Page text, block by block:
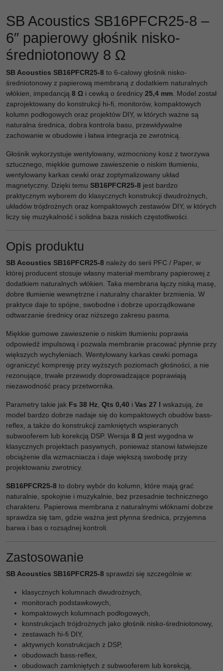
SB Acoustics SB16PFCR25-8 –
6″ papierowy głośnik nisko-
średniotonowy 8 Ω
SB Acoustics SB16PFCR25-8 to 6-calowy głośnik nisko-
średniotonowy z papierową membraną z dodatkiem naturalnych
włókien, impedancją 8 Ω i cewką o średnicy 25,4 mm . Model został
zaprojektowany do konstrukcji hi-fi, monitorów, kompaktowych
kolumn podłogowych oraz projektów DIY, w których ważne są
naturalna średnica, dobra kontrola basu, przewidywalne
zachowanie w obudowie i łatwa integracja ze zwrotnicą.
Głośnik wykorzystuje wentylowany, wzmocniony kosz z tworzywa
sztucznego, miękkie gumowe zawieszenie o niskim tłumieniu,
wentylowany karkas cewki oraz zoptymalizowany układ
magnetyczny. Dzięki temu SB16PFCR25-8 jest bardzo
praktycznym wyborem do klasycznych konstrukcji dwudrożnych,
układów trójdrożnych oraz kompaktowych zestawów DIY, w których
liczy się muzykalność i solidna baza niskich częstotliwości.
Opis produktu
SB Acoustics SB16PFCR25-8 należy do serii PFC / Paper, w
której producent stosuje własny materiał membrany papierowej z
dodatkiem naturalnych włókien. Taka membrana łączy niską masę,
dobre tłumienie wewnętrzne i naturalny charakter brzmienia. W
praktyce daje to spójne, swobodne i dobrze uporządkowane
odtwarzanie średnicy oraz niższego zakresu pasma.
Miękkie gumowe zawieszenie o niskim tłumieniu poprawia
odpowiedź impulsową i pozwala membranie pracować płynnie przy
większych wychyleniach. Wentylowany karkas cewki pomaga
ograniczyć kompresję przy wyższych poziomach głośności, a nie
rezonujące, trwałe przewody doprowadzające poprawiają
niezawodność pracy przetwornika.
Parametry takie jak Fs 38 Hz Qts 0,40 i Vas 27 l wskazują, że
model bardzo dobrze nadaje się do kompaktowych obudów bass-
reflex, a także do konstrukcji zamkniętych wspieranych
subwooferem lub korekcją DSP. Wersja 8 Ω jest wygodna w
klasycznych projektach pasywnych, ponieważ stanowi łatwiejsze
obciążenie dla wzmacniacza i daje większą swobodę przy
projektowaniu zwrotnicy.
SB16PFCR25-8 to dobry wybór do kolumn, które mają grać
naturalnie, spokojnie i muzykalnie, bez przesadnie technicznego
charakteru. Papierowa membrana z naturalnymi włóknami dobrze
sprawdza się tam, gdzie ważna jest płynna średnica, przyjemna
barwa i bas o rozsądnej kontroli.
Zastosowanie
SB Acoustics SB16PFCR25-8 sprawdzi się szczególnie w:
klasycznych kolumnach dwudrożnych,
monitorach podstawkowych,
kompaktowych kolumnach podłogowych,
konstrukcjach trójdrożnych jako głośnik nisko-średniotonowy,
zestawach hi-fi DIY,
aktywnych konstrukcjach z DSP,
obudowach bass-reflex,
obudowach zamkniętych z subwooferem lub korekcją,